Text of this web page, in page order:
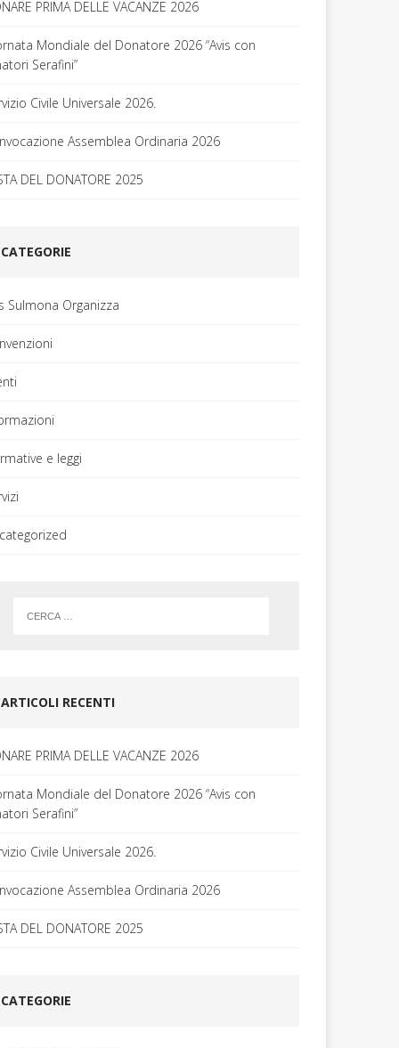
PRIMA DELLE VACANZE 2026
Mondiale del Donatore 2026 “Avis con
Serafini”
Civile Universale 2026.
Assemblea Ordinaria 2026
DEL DONATORE 2025
CATEGORIE
Sulmona Organizza
e leggi
ARTICOLI RECENTI
PRIMA DELLE VACANZE 2026
Mondiale del Donatore 2026 “Avis con
Serafini”
Civile Universale 2026.
Assemblea Ordinaria 2026
DEL DONATORE 2025
CATEGORIE